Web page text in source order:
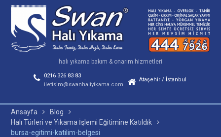
halı yıkama bakım & onarım hizmetleri
0216 326 83 83
iletisim@swanhaliyikama.com
Ataşehir / İstanbul
Ansayfa
Blog
Halı Türleri ve Yıkama İşlemi Eğitimine Katıldık
bursa-egitimi-katilim-belgesi